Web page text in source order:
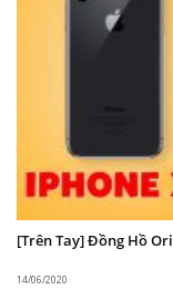
Đây quả thực
người yêu
cảm nhận rõ
[Trên Tay] Đồng Hồ
14/06/2020